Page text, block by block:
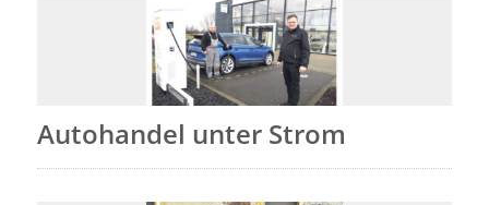
Autohandel unter Strom